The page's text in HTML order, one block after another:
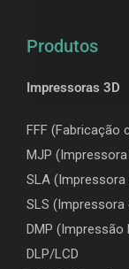
Produtos
Impressoras 3D
FFF (Fabricação
MJP
SLA
SLS (Impressora
DMP (Impressão
DLP/LCD